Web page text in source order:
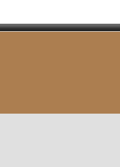
ZAKOPANE - PORTAL ZAKOPIASKI -